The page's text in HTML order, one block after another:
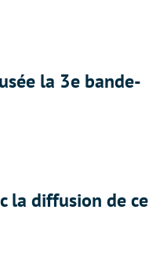
la 3e bande-
la diffusion de ce